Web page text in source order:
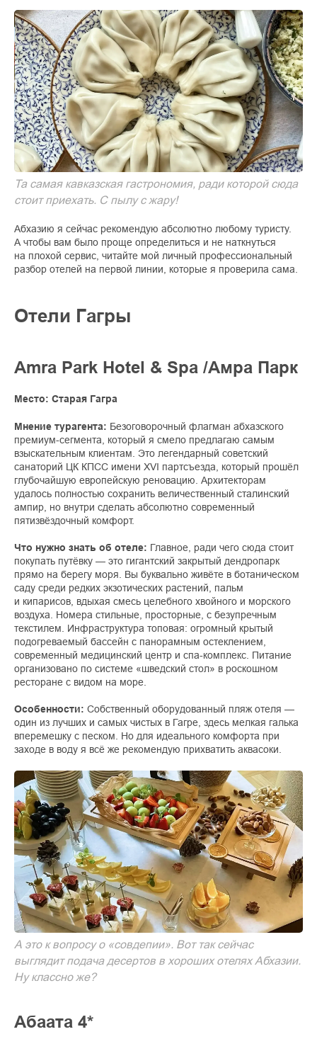
Та самая кавказская гастрономия, ради которой сюда
стоит приехать. С пылу с жару!
Абхазию я сейчас рекомендую абсолютно любому туристу.
А чтобы вам было проще определиться и не наткнуться
на плохой сервис, читайте мой личный профессиональный
разбор отелей на первой линии, которые я проверила сама.
Отели Гагры
Amra Park Hotel & Spa /Амра Парк
Место: Старая Гагра
Мнение турагента: Безоговорочный флагман абхазского
премиум-сегмента, который я смело предлагаю самым
взыскательным клиентам. Это легендарный советский
санаторий ЦК КПСС имени XVI партсъезда, который прошёл
глубочайшую европейскую реновацию. Архитекторам
удалось полностью сохранить величественный сталинский
ампир, но внутри сделать абсолютно современный
пятизвёздочный комфорт.
Что нужно знать об отеле: Главное, ради чего сюда стоит
покупать путёвку — это гигантский закрытый дендропарк
прямо на берегу моря. Вы буквально живёте в ботаническом
саду среди редких экзотических растений, пальм
и кипарисов, вдыхая смесь целебного хвойного и морского
воздуха. Номера стильные, просторные, с безупречным
текстилем. Инфраструктура топовая: огромный крытый
подогреваемый бассейн с панорамным остеклением,
современный медицинский центр и спа-комплекс. Питание
организовано по системе «шведский стол» в роскошном
ресторане с видом на море.
Особенности: Собственный оборудованный пляж отеля —
один из лучших и самых чистых в Гагре, здесь мелкая галька
вперемешку с песком. Но для идеального комфорта при
заходе в воду я всё же рекомендую прихватить аквасоки.
А это к вопросу о «совдепии». Вот так сейчас
выглядит подача десертов в хороших отелях Абхазии.
Ну классно же?
Абаата 4*